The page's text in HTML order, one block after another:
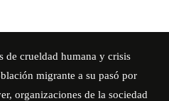
de crueldad humana y crisis
migrante a su pasó por
organizaciones de la sociedad